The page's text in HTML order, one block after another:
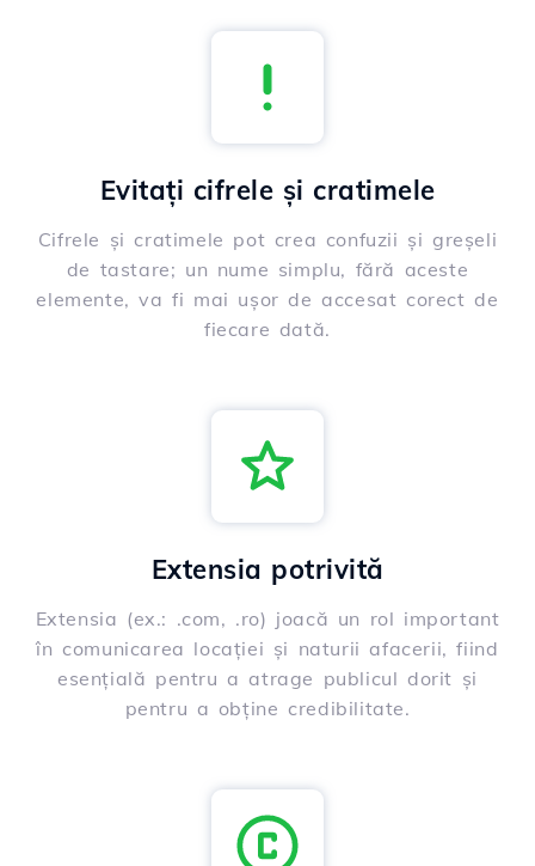
Evitați cifrele și cratimele
Cifrele și cratimele pot crea confuzii și greșeli
de tastare; un nume simplu, fără aceste
elemente, va fi mai ușor de accesat corect de
fiecare dată.
Extensia potrivită
Extensia (ex.: .com, .ro) joacă un rol important
în comunicarea locației și naturii afacerii, fiind
esențială pentru a atrage publicul dorit și
pentru a obține credibilitate.